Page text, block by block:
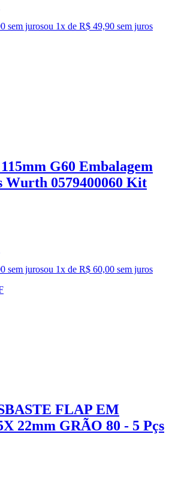
sem jurosou 1x de R$ 49,90 sem juros
G60 Embalagem
Wurth 0579400060 Kit
sem jurosou 1x de R$ 60,00 sem juros
FLAP EM
22mm GRÃO 80 - 5 Pçs